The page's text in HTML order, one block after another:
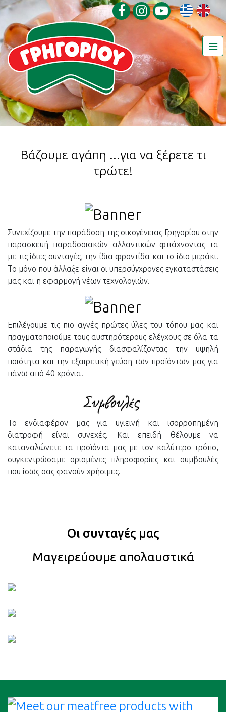
Βάζουμε αγάπη ...για να ξέρετε τι
τρώτε!
Συνεχίζουμε την παράδοση της οικογένειας Γρηγορίου στην
παρασκευή παραδοσιακών αλλαντικών φτιάχνοντας τα
με τις ίδιες συνταγές, την ίδια φροντίδα και το ίδιο μεράκι.
Το μόνο που άλλαξε είναι οι υπερσύγχρονες εγκαταστάσεις
μας και η εφαρμογή νέων τεχνολογιών.
Επιλέγουμε τις πιο αγνές πρώτες ύλες του τόπου μας και
πραγματοποιούμε τους αυστηρότερους ελέγχους σε όλα τα
στάδια της παραγωγής διασφαλίζοντας την υψηλή
ποιότητα και την εξαιρετική γεύση των προϊόντων μας για
πάνω από 40 χρόνια.
Το ενδιαφέρον μας για υγιεινή και ισορροπημένη
διατροφή είναι συνεχές. Και επειδή θέλουμε να
καταναλώνετε τα προϊόντα μας με τον καλύτερο τρόπο,
συγκεντρώσαμε ορισμένες πληροφορίες και συμβουλές
που ίσως σας φανούν χρήσιμες.
Οι συνταγές μας
Μαγειρεύουμε απολαυστικά